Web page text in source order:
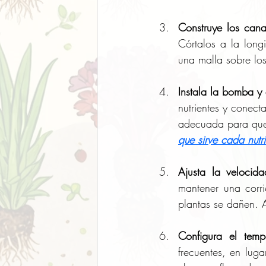
Construye los
Córtalos a la
una malla sobre
Instala la bomba y
nutrientes y
adecuada para
que sirve cada
Ajusta la
mantener una
plantas se dañen.
Configura el
frecuentes, en